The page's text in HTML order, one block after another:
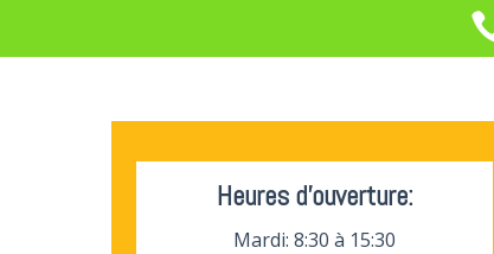
Heures d’ouverture:
Mardi: 8:30 à 15:30